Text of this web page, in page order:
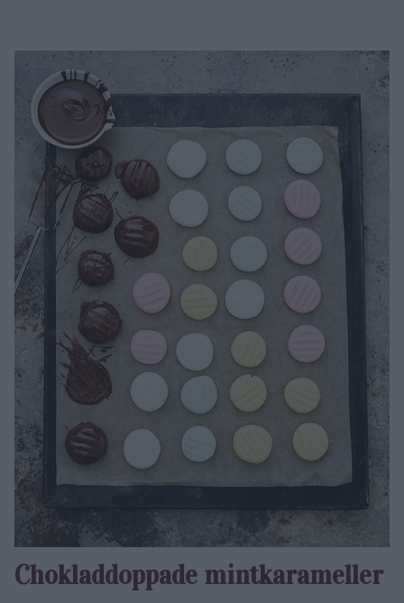
Chokladdoppade mintkarameller